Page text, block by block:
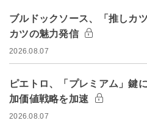
ブルドックソース、「推しカ
カツの魅力発信
2026.08.07
ピエトロ、「プレミアム」鍵
加価値戦略を加速
2026.08.07